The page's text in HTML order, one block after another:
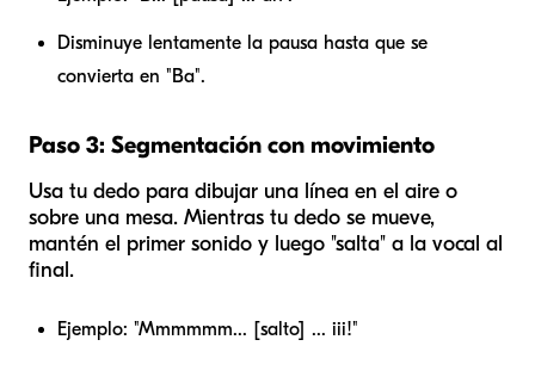
Disminuye lentamente la pausa hasta que se
convierta en "Ba".
Paso 3: Segmentación con movimiento
Usa tu dedo para dibujar una línea en el aire o
sobre una mesa. Mientras tu dedo se mueve,
mantén el primer sonido y luego "salta" a la vocal al
final.
Ejemplo: "Mmmmmm... [salto] ... iii!"